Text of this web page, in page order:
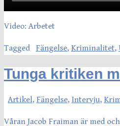
Video: Arbetet
Tagged Fängelse, Kriminalitet,
Tunga kritiken
Artikel, Fängelse, Intervju,
Våran Jacob Fraiman är med